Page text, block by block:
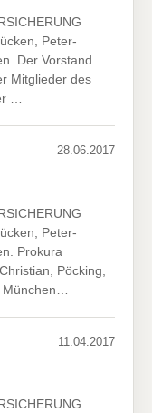
Peter-
Der Vorstand
Mitglieder des
…
28.06.2017
Peter-
Prokura
Pöcking,
11.04.2017